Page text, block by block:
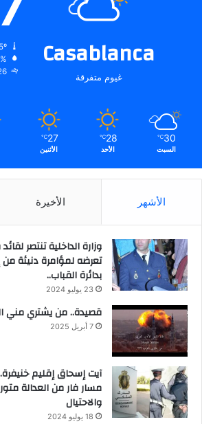
Casablanca
غيوم متفرقة
3.26
30
℃
السبت
28
℃
الأحد
27
℃
الأثنين
الأشهر الأخيرة
وزارة الداخلية تنتصر
تعرضه لمؤامرة دنيئة من
بدائرة القباب..
23 يوليو 2024
قصيدة.. من يشتري مني
7 أبريل 2025
آيت إسحاق إقليم
مسار فار من العدالة
والاحتيال
18 يوليو 2024